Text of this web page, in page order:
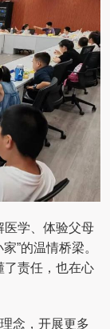
医学、体验父母
”的温情桥梁。
了责任，也在心
念，开展更多